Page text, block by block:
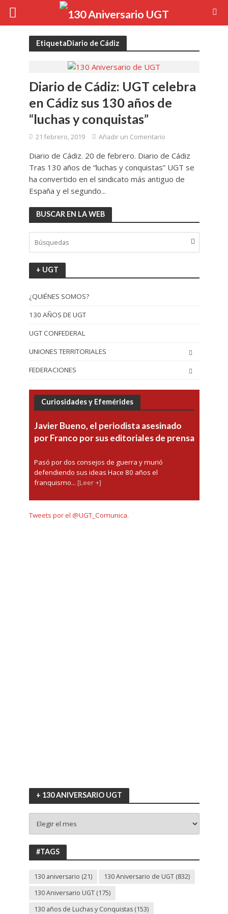
EtiquetaDiario de Cádiz
Diario de Cádiz: UGT celebra
en Cádiz sus 130 años de
“luchas y conquistas”
21 febrero, 2019 Añadir un Comentario
Diario de Cádiz. 20 de febrero. Diario de Cádiz
Tras 130 años de “luchas y conquistas” UGT se
ha convertido en el sindicato más antiguo de
España y el segundo...
BUSCAR EN LA WEB
+ UGT
¿QUIÉNES SOMOS?
130 AÑOS DE UGT
UGT CONFEDERAL
UNIONES TERRITORIALES
FEDERACIONES
Curiosidades y Efemérides
Javier Bueno, el periodista asesinado
por Franco por sus editoriales de prensa
Pasó por dos consejos de guerra y murió
defendiendo sus ideas Hace 80 años el
franquismo... [Leer +]
Tweets por el @UGT_Comunica.
+ 130 ANIVERSARIO UGT
130
ANIVERSARIO
UGT
#TAGS
130 aniversario (21) 130 Aniversario de UGT(832)
130 Aniversario UGT(175)
130 años de Luchas y Conquistas(153)